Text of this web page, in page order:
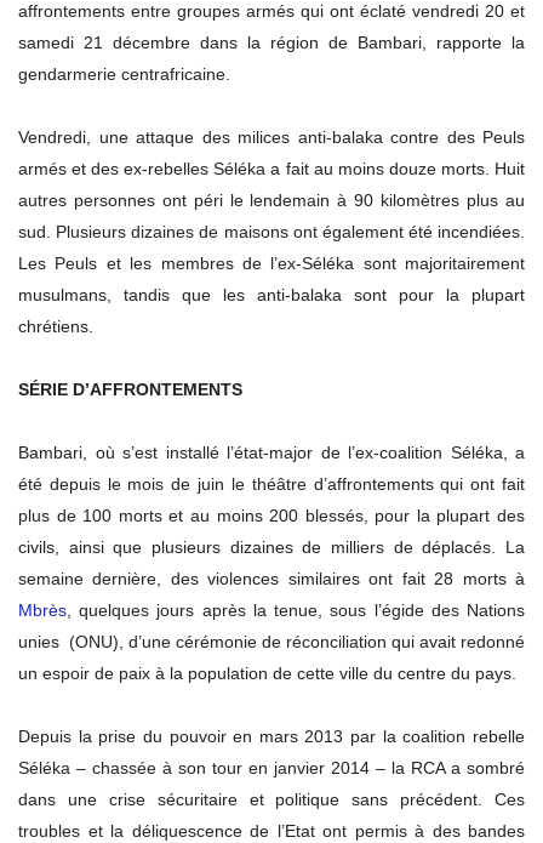
affrontements entre groupes armés qui ont éclaté vendredi 20 et
samedi 21 décembre dans la région de Bambari, rapporte la
gendarmerie centrafricaine.
Vendredi, une attaque des milices anti-balaka contre des Peuls
armés et des ex-rebelles Séléka a fait au moins douze morts. Huit
autres personnes ont péri le lendemain à 90 kilomètres plus au
sud. Plusieurs dizaines de maisons ont également été incendiées.
Les Peuls et les membres de l’ex-Séléka sont majoritairement
musulmans, tandis que les anti-balaka sont pour la plupart
chrétiens.
SÉRIE D’AFFRONTEMENTS
Bambari, où s’est installé l’état-major de l’ex-coalition Séléka, a
été depuis le mois de juin le théâtre d’affrontements qui ont fait
plus de 100 morts et au moins 200 blessés, pour la plupart des
civils, ainsi que plusieurs dizaines de milliers de déplacés. La
semaine dernière, des violences similaires ont fait 28 morts à
Mbrès, quelques jours après la tenue, sous l’égide des Nations
unies (ONU), d’une cérémonie de réconciliation qui avait redonné
un espoir de paix à la population de cette ville du centre du pays.
Depuis la prise du pouvoir en mars 2013 par la coalition rebelle
Séléka – chassée à son tour en janvier 2014 – la RCA a sombré
dans une crise sécuritaire et politique sans précédent. Ces
troubles et la déliquescence de l’Etat ont permis à des bandes